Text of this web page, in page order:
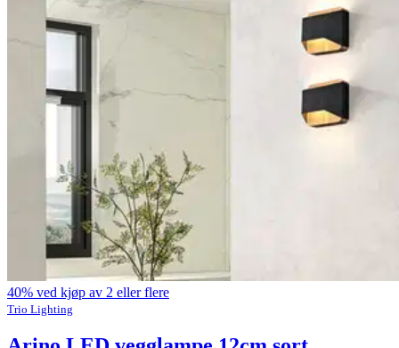
40% ved kjøp av 2 eller flere
Trio Lighting